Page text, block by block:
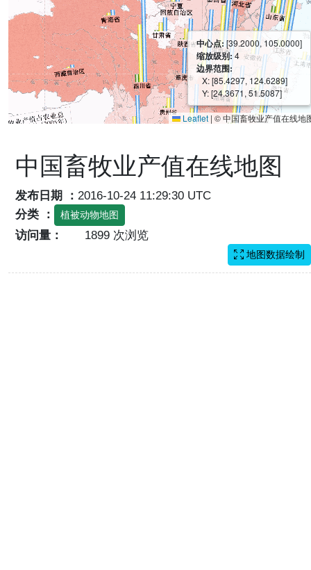
中心点: [39.2000, 105.0000]
缩放级别:4
边界范围:
X: [85.4297, 124.6289]
Y: [24.3671, 51.5087]
Leaflet | © 中国畜牧业产值在线地
中国畜牧业产值在线地图
发布日期 ： 2016-10-24 11:29:30 UTC
分类 ：
植被动物地图
访问量： 1899 次浏览
地图数据绘制